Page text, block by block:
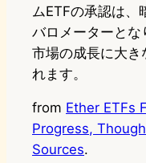
ムETFの承認は、
バロメーターと
市場の成長に大き
れます。
from Ether ETFs
Progress,
Sources.